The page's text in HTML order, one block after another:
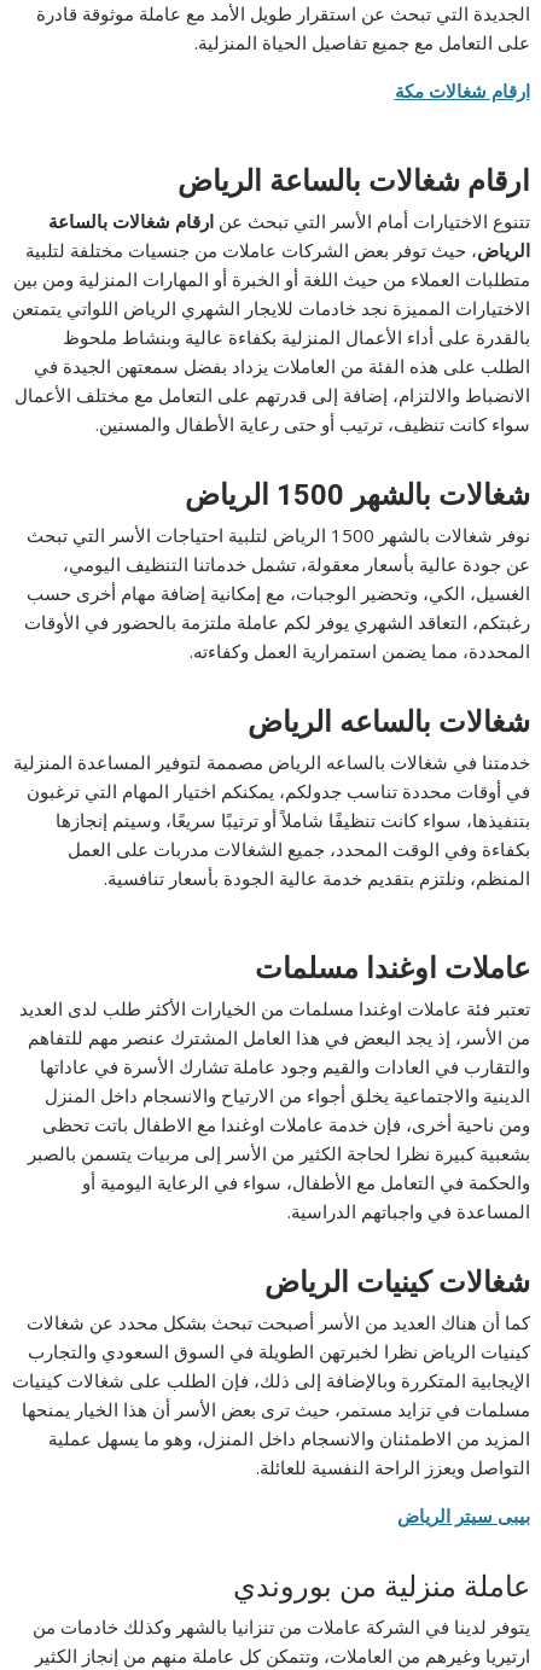
الجديدة التي تبحث عن استقرار طويل الأمد مع عاملة موثوقة قادرة
على التعامل مع جميع تفاصيل الحياة المنزلية.
ارقام شغالات مكة
ارقام شغالات بالساعة الرياض
تتنوع الاختيارات أمام الأسر التي تبحث عنارقام شغالات بالساعة
الرياض، حيث توفر بعض الشركات عاملات من جنسيات مختلفة لتلبية
متطلبات العملاء من حيث اللغة أو الخبرة أو المهارات المنزلية ومن بين
الاختيارات المميزة نجد خادمات للايجار الشهري الرياض اللواتي يتمتعن
بالقدرة على أداء الأعمال المنزلية بكفاءة عالية وبنشاط ملحوظ
الطلب على هذه الفئة من العاملات يزداد بفضل سمعتهن الجيدة في
الانضباط والالتزام، إضافة إلى قدرتهم على التعامل مع مختلف الأعمال
سواء كانت تنظيف، ترتيب أو حتى رعاية الأطفال والمسنين.
شغالات بالشهر 1500 الرياض
نوفر شغالات بالشهر 1500 الرياض لتلبية احتياجات الأسر التي تبحث
عن جودة عالية بأسعار معقولة، تشمل خدماتنا التنظيف اليومي،
الغسيل، الكي، وتحضير الوجبات، مع إمكانية إضافة مهام أخرى حسب
رغبتكم، التعاقد الشهري يوفر لكم عاملة ملتزمة بالحضور في الأوقات
المحددة، مما يضمن استمرارية العمل وكفاءته.
شغالات بالساعه الرياض
خدمتنا في شغالات بالساعه الرياض مصممة لتوفير المساعدة المنزلية
في أوقات محددة تناسب جدولكم، يمكنكم اختيار المهام التي ترغبون
بتنفيذها، سواء كانت تنظيفًا شاملاً أو ترتيبًا سريعًا، وسيتم إنجازها
بكفاءة وفي الوقت المحدد، جميع الشغالات مدربات على العمل
المنظم، ونلتزم بتقديم خدمة عالية الجودة بأسعار تنافسية.
عاملات اوغندا مسلمات
تعتبر فئة عاملات اوغندا مسلمات من الخيارات الأكثر طلب لدى العديد
من الأسر، إذ يجد البعض في هذا العامل المشترك عنصر مهم للتفاهم
والتقارب في العادات والقيم وجود عاملة تشارك الأسرة في عاداتها
الدينية والاجتماعية يخلق أجواء من الارتياح والانسجام داخل المنزل
ومن ناحية أخرى، فإن خدمة عاملات اوغندا مع الاطفال باتت تحظى
بشعبية كبيرة نظرا لحاجة الكثير من الأسر إلى مربيات يتسمن بالصبر
والحكمة في التعامل مع الأطفال، سواء في الرعاية اليومية أو
المساعدة في واجباتهم الدراسية.
شغالات كينيات الرياض
كما أن هناك العديد من الأسر أصبحت تبحث بشكل محدد عن شغالات
كينيات الرياض نظرا لخبرتهن الطويلة في السوق السعودي والتجارب
الإيجابية المتكررة وبالإضافة إلى ذلك، فإن الطلب على شغالات كينيات
مسلمات في تزايد مستمر، حيث ترى بعض الأسر أن هذا الخيار يمنحها
المزيد من الاطمئنان والانسجام داخل المنزل، وهو ما يسهل عملية
التواصل ويعزز الراحة النفسية للعائلة.
بيبى سيتر الرياض
عاملة منزلية من بوروندي
يتوفر لدينا في الشركة عاملات من تنزانيا بالشهر وكذلك خادمات من
ارتيريا وغيرهم من العاملات، وتتمكن كل عاملة منهم من إنجاز الكثير